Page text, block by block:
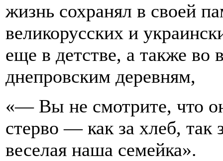
жизнь сохранял в своей
великорусских и
еще в детстве, а также
днепровским деревням,
«— Вы не смотрите, что
стерво — как за хлеб, так
веселая наша семейка».